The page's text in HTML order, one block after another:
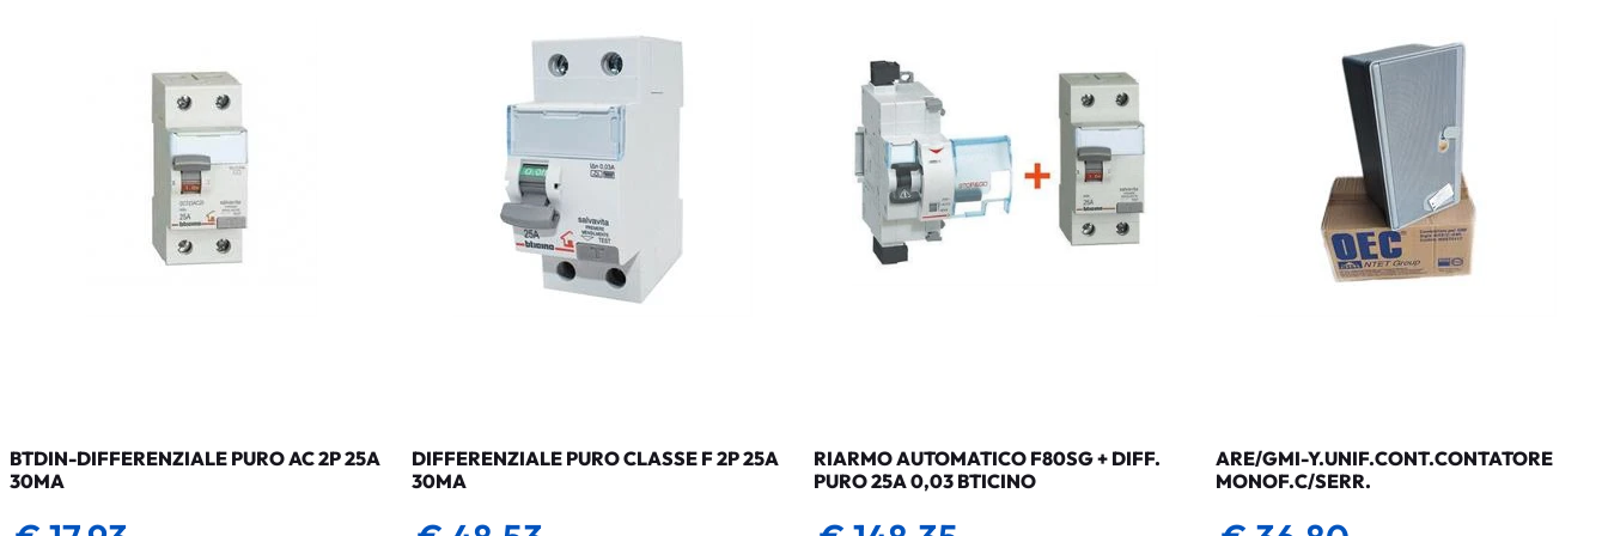
BTDIN-DIFFERENZIALE PURO AC 2P 25A
30MA
DIFFERENZIALE PURO CLASSE F 2P 25A
30MA
RIARMO AUTOMATICO F80SG + DIFF.
PURO 25A 0,03 BTICINO
ARE/GMI-Y.UNIF.CONT.CONTATORE
MONOF.C/SERR.